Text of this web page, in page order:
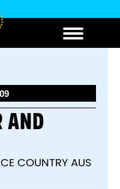
AND
COUNTRY AUS